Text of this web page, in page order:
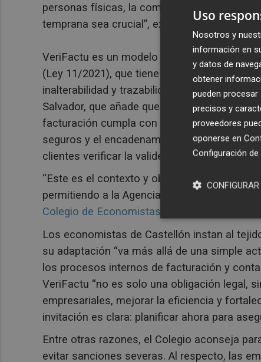
personas físicas, la complejidad técnica y
temprana sea crucial”, explica el decano
VeriFactu es un modelo impulsado por la
(Ley 11/2021), que tiene el objetivo “de
inalterabilidad y trazabilidad de todas las
Salvador, que añade que “esto se logrará
facturación cumpla con estrictas
seguros y el encadenamiento de facturas,
clientes verificar la validez de sus facturas
“Este es el contexto y objetivo de
permitiendo a la Agencia Tributaria un
Colegio de Economistas.
Los economistas de Castellón instan al
su adaptación “va más allá de una simple
los procesos internos de facturación y
VeriFactu “no es solo una obligación legal,
empresariales, mejorar la eficiencia y
invitación es clara: planificar ahora para
Entre otras razones, el Colegio aconseja
evitar sanciones severas. Al respecto, las
Uso
Nosotros y
información en
y datos de
obtener
pueden
precisos y
proveedores
oponerse en
Configuración
CONFIGURAR